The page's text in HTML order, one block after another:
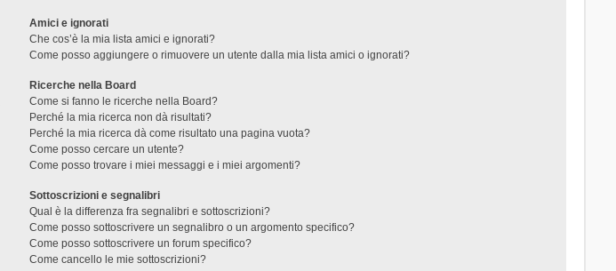
Amici e ignorati
Che cos’è la mia lista amici e ignorati?
Come posso aggiungere o rimuovere un utente dalla mia lista amici o ignorati?
Ricerche nella Board
Come si fanno le ricerche nella Board?
Perché la mia ricerca non dà risultati?
Perché la mia ricerca dà come risultato una pagina vuota?
Come posso cercare un utente?
Come posso trovare i miei messaggi e i miei argomenti?
Sottoscrizioni e segnalibri
Qual è la differenza fra segnalibri e sottoscrizioni?
Come posso sottoscrivere un segnalibro o un argomento specifico?
Come posso sottoscrivere un forum specifico?
Come cancello le mie sottoscrizioni?